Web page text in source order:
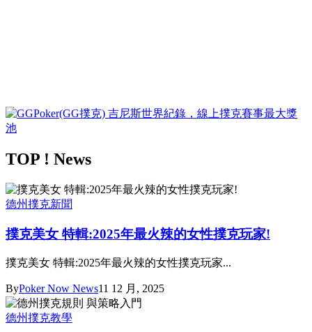
TOP ! News
德州撲克新聞
撲克美女 特輯:2025年最火辣的女性撲克玩家!
撲克美女 特輯:2025年最火辣的女性撲克玩家...
ByPoker Now News11 12 月, 2025
德州撲克教學